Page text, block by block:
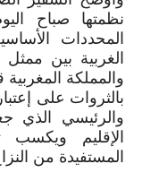
نظمتها صباح
المحددات
الغربية بين
والمملكة
بالثروات على
والرئيسي الذي
الإقليم ويكسب
المستفيدة من